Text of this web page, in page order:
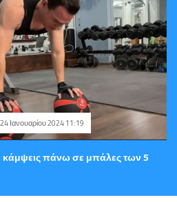
Ιανουαρίου 2024 11:19
κάμψεις πάνω σε μπάλες των 5